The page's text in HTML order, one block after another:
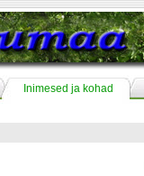
Inimesed ja kohad